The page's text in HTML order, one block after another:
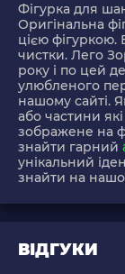
Фігурка для
Оригінальна
цією фігуркою.
чистки. Лего
року і по цей
улюбленого
нашому сайті.
або частини
зображене на
знайти гарний
унікальний
знайти на
ВІДГУКИ